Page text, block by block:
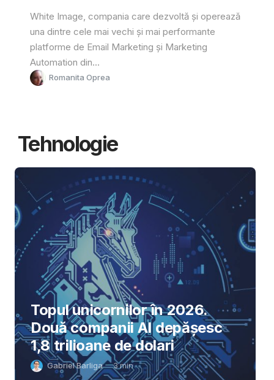
White Image, compania care dezvoltă și operează
una dintre cele mai vechi și mai performante
platforme de Email Marketing și Marketing
Automation din...
Romanita Oprea
Tehnologie
Topul unicornilor în 2026.
Două companii AI depășesc
1,8 trilioane de dolari
Gabriel Barliga 3min